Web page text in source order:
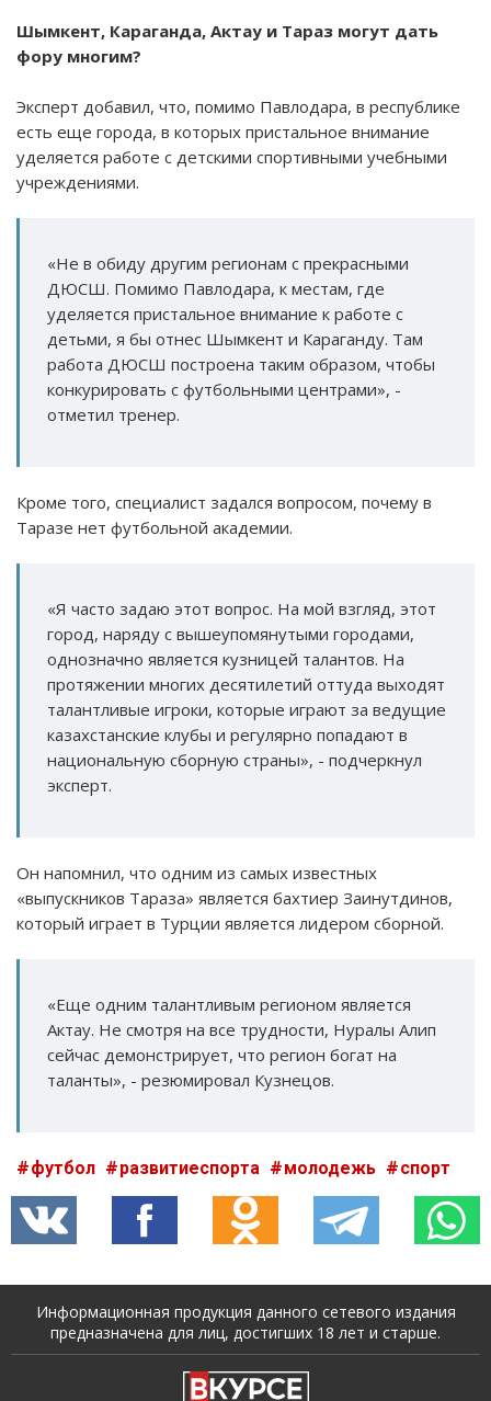
Шымкент, Караганда, Актау и Тараз могут дать
фору многим?
Эксперт добавил, что, помимо Павлодара, в республике
есть еще города, в которых пристальное внимание
уделяется работе с детскими спортивными учебными
учреждениями.
«Не в обиду другим регионам с прекрасными
ДЮСШ. Помимо Павлодара, к местам, где
уделяется пристальное внимание к работе с
детьми, я бы отнес Шымкент и Караганду. Там
работа ДЮСШ построена таким образом, чтобы
конкурировать с футбольными центрами», -
отметил тренер.
Кроме того, специалист задался вопросом, почему в
Таразе нет футбольной академии.
«Я часто задаю этот вопрос. На мой взгляд, этот
город, наряду с вышеупомянутыми городами,
однозначно является кузницей талантов. На
протяжении многих десятилетий оттуда выходят
талантливые игроки, которые играют за ведущие
казахстанские клубы и регулярно попадают в
национальную сборную страны», - подчеркнул
эксперт.
Он напомнил, что одним из самых известных
«выпускников Тараза» является бахтиер Заинутдинов,
который играет в Турции является лидером сборной.
«Еще одним талантливым регионом является
Актау. Не смотря на все трудности, Нуралы Алип
сейчас демонстрирует, что регион богат на
таланты», - резюмировал Кузнецов.
футбол развитиеспорта молодежь спорт
Информационная продукция данного сетевого издания
предназначена для лиц, достигших 18 лет и старше.